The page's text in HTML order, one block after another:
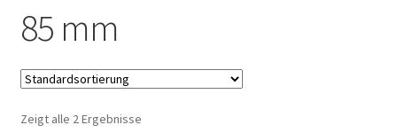
Vorsicht Internetbetrug
Über FunShop
Impressum
85 mm
Zeigt alle 2 Ergebnisse